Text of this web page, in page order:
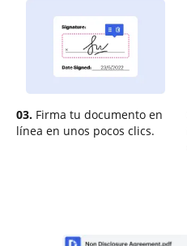
03. Firma tu documento en
línea en unos pocos clics.